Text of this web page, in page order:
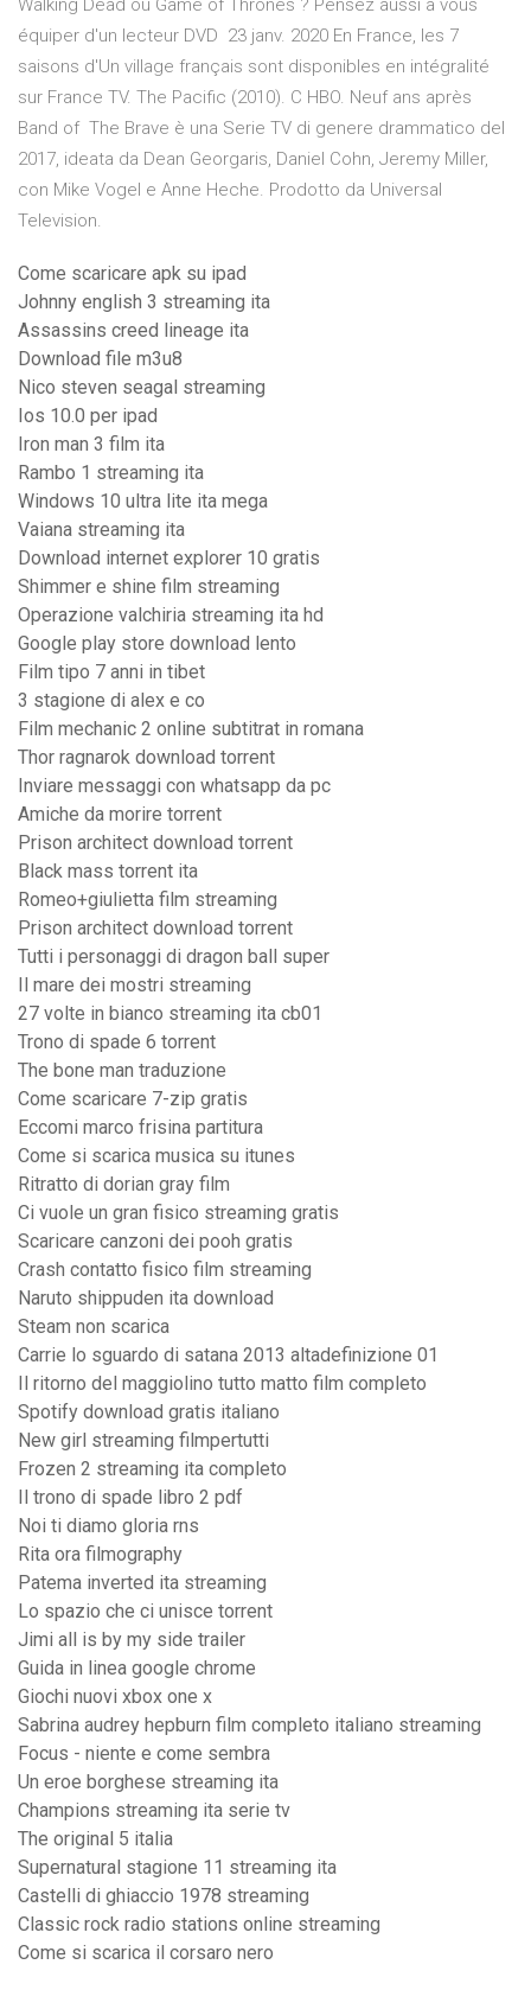
Walking Dead ou Game of Thrones ? Pensez aussi à vous
équiper d'un lecteur DVD 23 janv. 2020 En France, les 7
saisons d'Un village français sont disponibles en intégralité
sur France TV. The Pacific (2010). C HBO. Neuf ans après
Band of The Brave è una Serie TV di genere drammatico del
2017, ideata da Dean Georgaris, Daniel Cohn, Jeremy Miller,
con Mike Vogel e Anne Heche. Prodotto da Universal
Television.
Come scaricare apk su ipad
Johnny english 3 streaming ita
Assassins creed lineage ita
Download file m3u8
Nico steven seagal streaming
Ios 10.0 per ipad
Iron man 3 film ita
Rambo 1 streaming ita
Windows 10 ultra lite ita mega
Vaiana streaming ita
Download internet explorer 10 gratis
Shimmer e shine film streaming
Operazione valchiria streaming ita hd
Google play store download lento
Film tipo 7 anni in tibet
3 stagione di alex e co
Film mechanic 2 online subtitrat in romana
Thor ragnarok download torrent
Inviare messaggi con whatsapp da pc
Amiche da morire torrent
Prison architect download torrent
Black mass torrent ita
Romeo+giulietta film streaming
Prison architect download torrent
Tutti i personaggi di dragon ball super
Il mare dei mostri streaming
27 volte in bianco streaming ita cb01
Trono di spade 6 torrent
The bone man traduzione
Come scaricare 7-zip gratis
Eccomi marco frisina partitura
Come si scarica musica su itunes
Ritratto di dorian gray film
Ci vuole un gran fisico streaming gratis
Scaricare canzoni dei pooh gratis
Crash contatto fisico film streaming
Naruto shippuden ita download
Steam non scarica
Carrie lo sguardo di satana 2013 altadefinizione 01
Il ritorno del maggiolino tutto matto film completo
Spotify download gratis italiano
New girl streaming filmpertutti
Frozen 2 streaming ita completo
Il trono di spade libro 2 pdf
Noi ti diamo gloria rns
Rita ora filmography
Patema inverted ita streaming
Lo spazio che ci unisce torrent
Jimi all is by my side trailer
Guida in linea google chrome
Giochi nuovi xbox one x
Sabrina audrey hepburn film completo italiano streaming
Focus - niente e come sembra
Un eroe borghese streaming ita
Champions streaming ita serie tv
The original 5 italia
Supernatural stagione 11 streaming ita
Castelli di ghiaccio 1978 streaming
Classic rock radio stations online streaming
Come si scarica il corsaro nero